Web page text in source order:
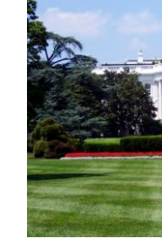
Neue
Ölbestände
HeizölNews Iran